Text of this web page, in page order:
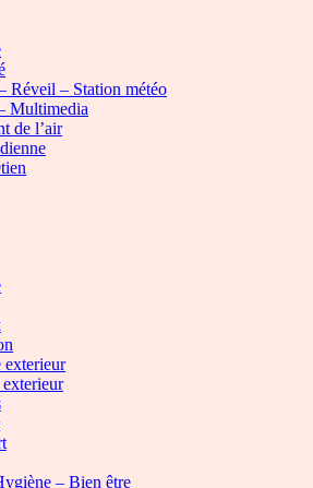
Réveil – Station météo
Multimedia
de l’air
exterieur
– Bien être